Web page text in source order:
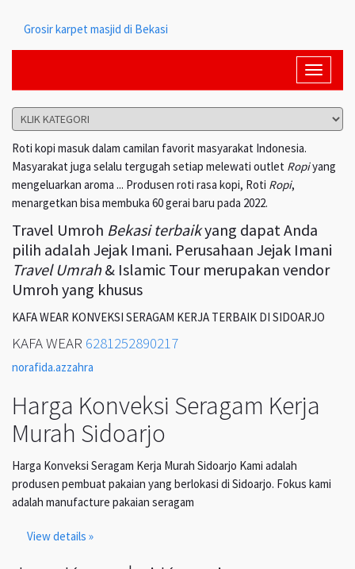
Grosir karpet masjid di Bekasi
Toggle
Roti kopi masuk dalam camilan favorit masyarakat Indonesia.
Masyarakat juga selalu tergugah setiap melewati outlet Ropiyang
mengeluarkan aroma ... Produsen roti rasa kopi, Roti Ropi,
menargetkan bisa membuka 60 gerai baru pada 2022.
Travel Umroh Bekasi terbaikyang dapat Anda
pilih adalah Jejak Imani. Perusahaan Jejak Imani
Travel Umrah& Islamic Tour merupakan vendor
Umroh yang khusus
KAFA WEAR KONVEKSI SERAGAM KERJA TERBAIK DI SIDOARJO
KAFA WEAR 6281252890217
norafida.azzahra
Harga Konveksi Seragam Kerja
Murah Sidoarjo
Harga Konveksi Seragam Kerja Murah Sidoarjo Kami adalah
produsen pembuat pakaian yang berlokasi di Sidoarjo. Fokus kami
adalah manufacture pakaian seragam
View details »